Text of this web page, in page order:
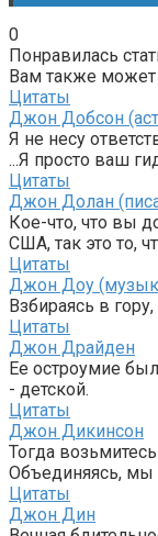
0
Понравилась
Вам также может
Цитаты
Джон Добсон
Я не несу
...Я просто ваш
Цитаты
Джон Долан
Кое-что, что вы
США, так это то,
Цитаты
Джон Доу
Взбираясь в
Цитаты
Джон Драйден
Ее остроумие
- детской.
Цитаты
Джон Дикинсон
Тогда
Объединяясь, мы
Цитаты
Джон Дин